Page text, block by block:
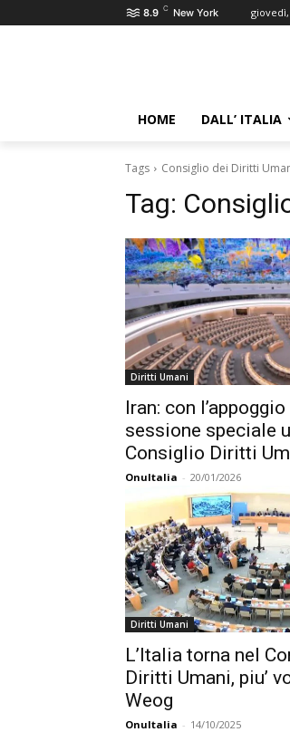
8.9 C New York giovedì,
HOME DALL’ ITALIA
Tags Consiglio dei Diritti
Tag:
Diritti Umani
Iran: con
sessione speciale
Consiglio Diritti
OnuItalia - 20/01/2026
Diritti Umani
L’Italia torna nel
Diritti Umani, piu’
Weog
OnuItalia - 14/10/2025